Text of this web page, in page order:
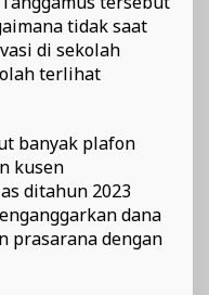
tidak saat
di sekolah
terlihat
banyak plafon
kusen
ditahun 2023
dana
prasarana dengan